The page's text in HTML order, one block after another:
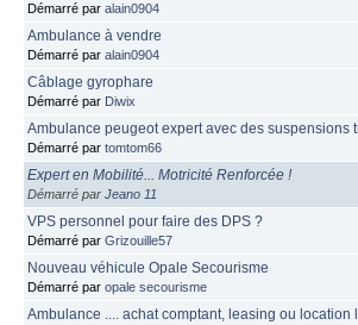
Démarré par alain0904
Ambulance à vendre
Démarré par alain0904
Câblage gyrophare
Démarré par Diwix
Ambulance peugeot expert avec des suspensions
Démarré par tomtom66
Expert en Mobilité... Motricité Renforcée !
Démarré par Jeano 11
VPS personnel pour faire des DPS ?
Démarré par Grizouille57
Nouveau véhicule Opale Secourisme
Démarré par opale secourisme
Ambulance .... achat comptant, leasing ou location